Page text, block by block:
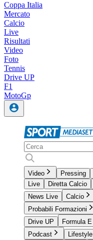
Coppa Italia
Mercato
Calcio
Live
Risultati
Video
Foto
Tennis
Drive UP
F1
MotoGp
Video Pressing
Live
Diretta Calcio
News Live
Calcio
Probabili Formazioni
Drive UP
Formula E
Podcast
Lifestyle